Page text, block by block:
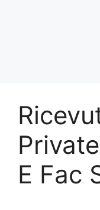
E Fac